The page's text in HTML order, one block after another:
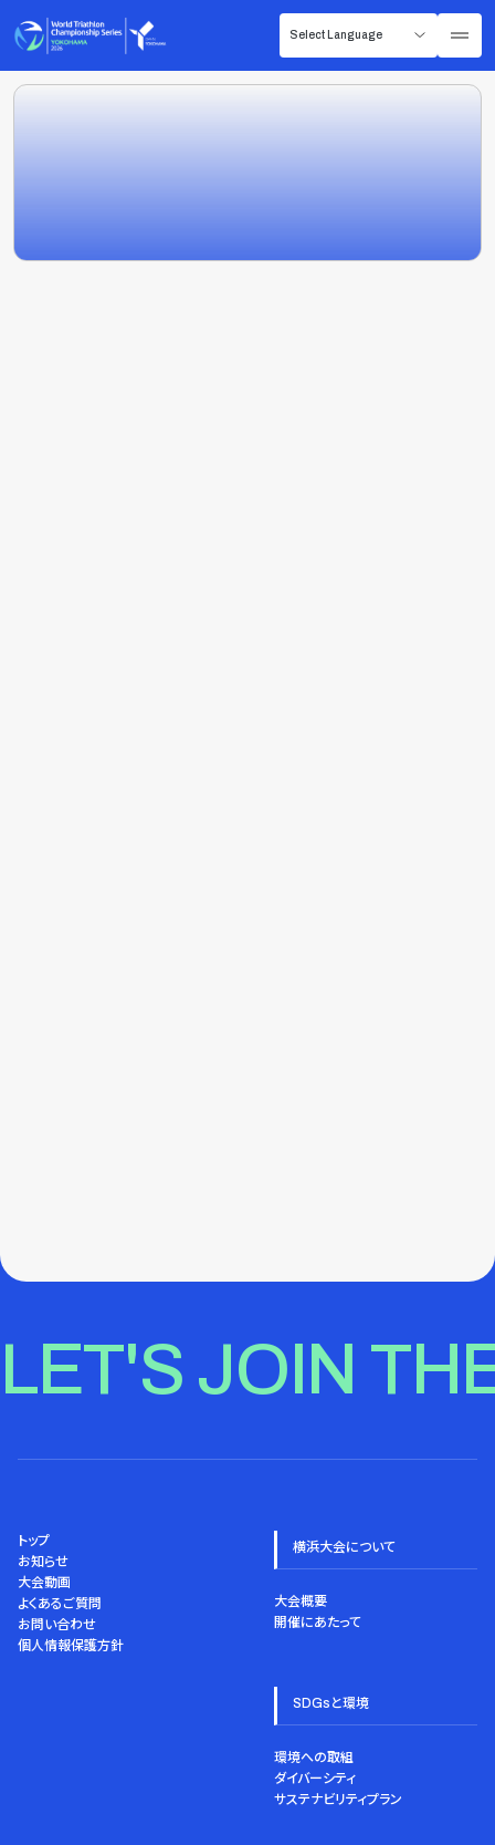
LET'S JOIN
トップ
お知らせ
大会動画
よくあるご質問
お問い合わせ
個人情報保護方針
横浜大会について
大会概要
開催にあたって
SDGsと環境
環境への取組
ダイバーシティ
サステナビリティプラン